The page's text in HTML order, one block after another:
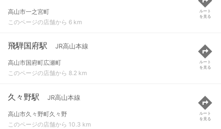
高山市一之宮町
このページの店舗から 6 km
ルート
を見る
飛騨国府駅 JR高山本線
高山市国府町広瀬町
このページの店舗から 8.2 km
ルート
を見る
久々野駅 JR高山本線
高山市久々野町久々野
このページの店舗から 10.3 km
ルート
を見る